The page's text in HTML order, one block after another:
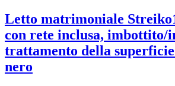
Letto matrimoniale Streiko
con rete inclusa, imbottito/
trattamento della
nero